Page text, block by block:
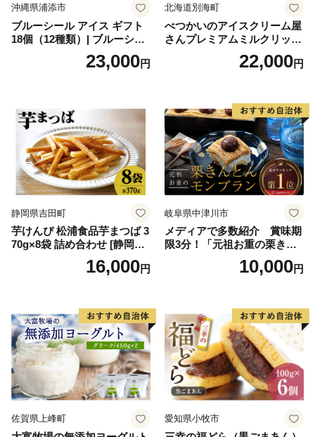
沖縄県浦添市
ブルーシール アイス ギフト
18個（12種類）| ブルーシー
ルアイス ブルーシールアイ
スクリーム 着日指定可能 送
誕生日 カップ 詰め合わせ バ
ラエティ | バニラ チョコレー
ト ストロベリー ピスタチオ
バニラ＆クッキー ウベ 沖縄
紅イモ 塩ちんすこう 沖縄シ
ークヮーサー 沖縄黒糖 琉球
ロイヤルミルクティ 沖縄パ
イン
23,000円
北海道別海町
べつかいのアイスクリーム屋
さんプレミアムミルクリッチ
12個（AP-01）（ 北海道アイ
ス 北海道産アイス アイス ア
道産アイス 道産アイスクリ
ーム ギフト 詰合せ 詰め合わ
せ ふるさと納税 ）
22,000円
静岡県吉田町
芋けんぴ 松浦食品芋まつば 3
70g×8袋 詰め合わせ [静岡伊
勢丹(松浦食品) 静岡県 吉田町
22424274] 芋ケンピ セット
16,000円
岐阜県中津川市
メディアで多数紹介 賞味期
限3分！「元祖お重の栗きん
とんモンブラン」 【未来の
ご褒美】スイーツ 栗 モンブ
子 菓子 F4N-2298
10,000円
佐賀県上峰町 愛知県小牧市